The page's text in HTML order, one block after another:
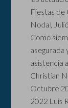
Fiestas de
Nodal,
Como
asegurada
asistencia
Christian
Octubre
2022 Luis